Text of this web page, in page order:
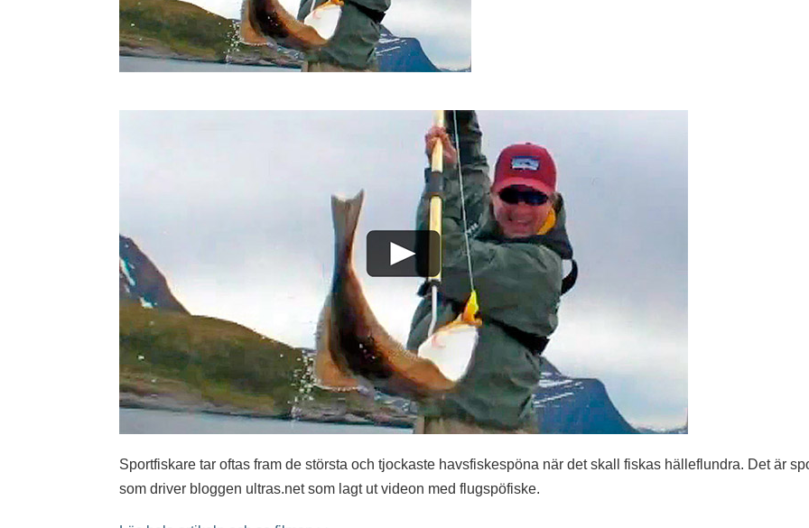
Sportfiskare tar oftas fram de största och tjockaste havsfiskespöna när det skall fiskas hälleflundra. Det är
som driver bloggen ultras.net som lagt ut videon med flugspöfiske.